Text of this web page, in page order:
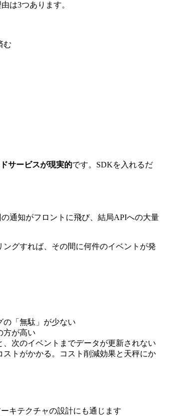
は3つあります。
む
サービスが現実的です。SDKを入れるだ
通知がフロントに飛び、結局APIへの大量
グすれば、その間に何件のイベントが発
の「無駄」が少ない
方が高い
次のイベントまでデータが更新されない
トがかかる。コスト削減効果と天秤にか
キテクチャの設計にも通じます